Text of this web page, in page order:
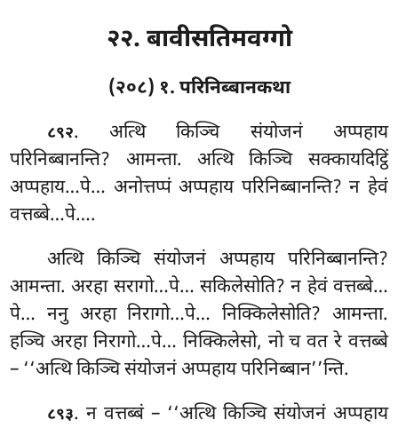
२२. बावीसतिमवग्गो
(२०८) १. परिनिब्बानकथा
८९२. अत्थिकिञ्चि संयोजनं अप्पहाय
परिनिब्बानन्ति? आमन्ता. अत्थि किञ्चि सक्कायदिट्ठिं
अप्पहाय…पे… अनोत्तप्पं अप्पहाय परिनिब्बानन्ति? न हेवं
वत्तब्बे…पे….
अत्थि किञ्चि संयोजनं अप्पहाय परिनिब्बानन्ति?
आमन्ता. अरहा सरागो…पे… सकिलेसोति? न हेवं वत्तब्बे…
पे… ननु अरहा निरागो…पे… निक्किलेसोति? आमन्ता.
हञ्चिअरहा निरागो…पे… निक्किलेसो, नो च वत रे वत्तब्बे
– ‘‘अत्थि किञ्चि संयोजनं अप्पहाय परिनिब्बान’’न्ति.
८९३. न वत्तब्बं – ‘‘अत्थि किञ्चि संयोजनं अप्पहाय